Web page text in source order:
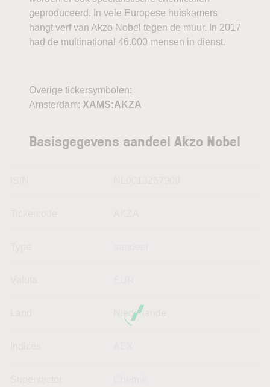
geproduceerd. In vele Europese huiskamers
hangt verf van Akzo Nobel tegen de muur. In 2017
had de multinational 46.000 mensen in dienst.
Overige tickersymbolen:
Amsterdam: XAMS:AKZA
Basisgegevens aandeel Akzo Nobel
Niederlande